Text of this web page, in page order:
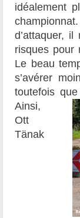
idéalement
d’attaquer,
risques pour
Le beau
s’avérer
toutefois
Ainsi,
Ott
Tänak